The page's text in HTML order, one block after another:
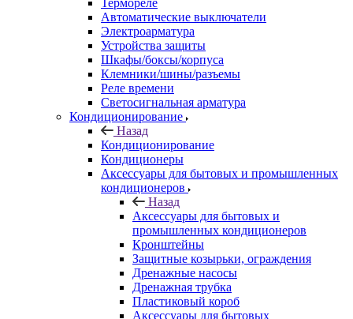
Термореле
Автоматические выключатели
Электроарматура
Устройства защиты
Шкафы/боксы/корпуса
Клемники/шины/разъемы
Реле времени
Светосигнальная арматура
Кондиционирование
Назад
Кондиционирование
Кондиционеры
Аксессуары для бытовых и промышленных
кондиционеров
Назад
Аксессуары для бытовых и
промышленных кондиционеров
Кронштейны
Защитные козырьки, ограждения
Дренажные насосы
Дренажная трубка
Пластиковый короб
Аксессуары для бытовых